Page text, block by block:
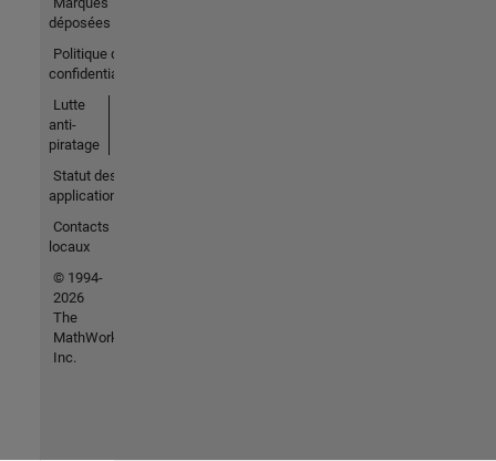
déposées
Politique de
confidentialité
Lutte
anti-
piratage
Statut des
applications
Contacts
locaux
© 1994-
2026
The
MathWorks,
Inc.